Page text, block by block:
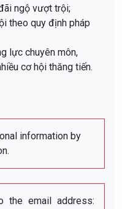
ngộ vượt trội;
theo quy định pháp
lực chuyên môn,
cơ hội thăng tiến.
information by
the email address: